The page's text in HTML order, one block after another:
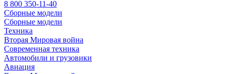
8 800 350-11-40
Сборные модели
Сборные модели
Техника
Вторая Мировая война
Современная техника
Автомобили и грузовики
Авиация